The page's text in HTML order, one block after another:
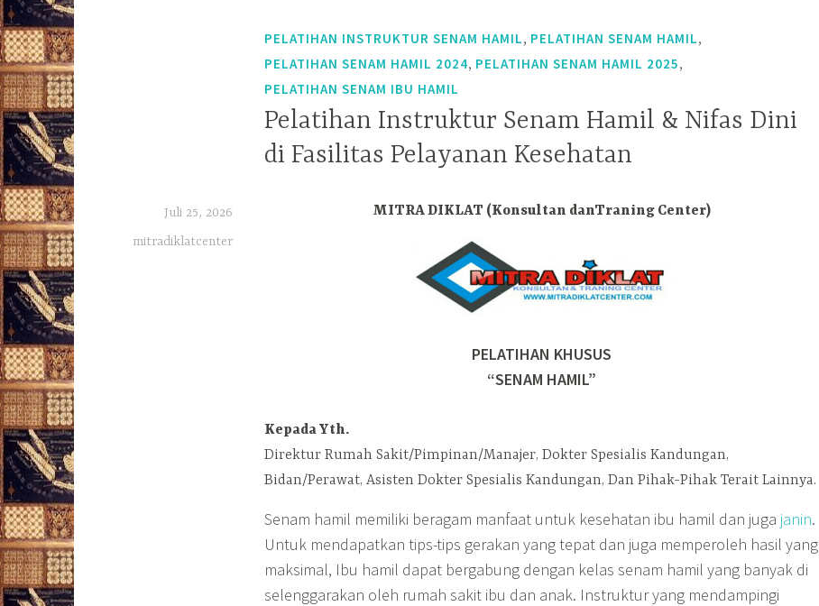
PELATIHAN INSTRUKTUR SENAM HAMIL, PELATIHAN SENAM HAMIL,
PELATIHAN SENAM HAMIL 2024, PELATIHAN SENAM HAMIL 2025,
PELATIHAN SENAM IBU HAMIL
Pelatihan Instruktur Senam Hamil & Nifas Dini
di Fasilitas Pelayanan Kesehatan
Juli 25, 2026
mitradiklatcenter
MITRA DIKLAT (Konsultan danTraning Center)
PELATIHAN KHUSUS
“SENAM HAMIL”
Kepada Yth.
Direktur Rumah Sakit/Pimpinan/Manajer, Dokter Spesialis Kandungan,
Bidan/Perawat, Asisten Dokter Spesialis Kandungan, Dan Pihak-Pihak Terait Lainnya.
Senam hamil memiliki beragam manfaat untuk kesehatan ibu hamil dan juga janin.
Untuk mendapatkan tips-tips gerakan yang tepat dan juga memperoleh hasil yang
maksimal, Ibu hamil dapat bergabung dengan kelas senam hamil yang banyak di
selenggarakan oleh rumah sakit ibu dan anak. Instruktur yang mendampingi